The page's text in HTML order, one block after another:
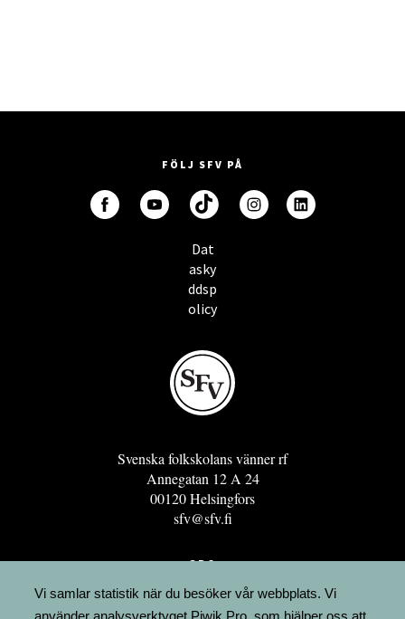
FÖLJ SFV PÅ
Dat
asky
ddsp
olicy
Svenska folkskolans vänner rf
Annegatan 12 A 24
00120 Helsingfors
sfv@sfv.fi
GRO
FÖRENINGSRESURSEN
MINNESRUNOR.FI
Vi samlar statistik när du besöker vår webbplats. Vi
använder analysverktyget Piwik Pro, som hjälper oss att